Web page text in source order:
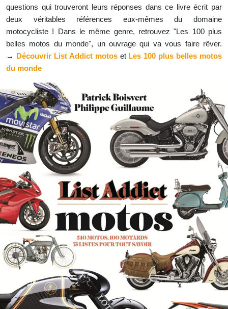
questions qui trouveront leurs réponses dans ce livre écrit par
deux véritables références eux-mêmes du domaine
motocycliste ! Dans le même genre, retrouvez "Les 100 plus
belles motos du monde", un ouvrage qui va vous faire rêver.
→ Découvrir List Addict motoset Les 100 plus belles motos
du monde